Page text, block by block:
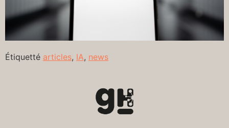
Étiquetté articles, IA, news